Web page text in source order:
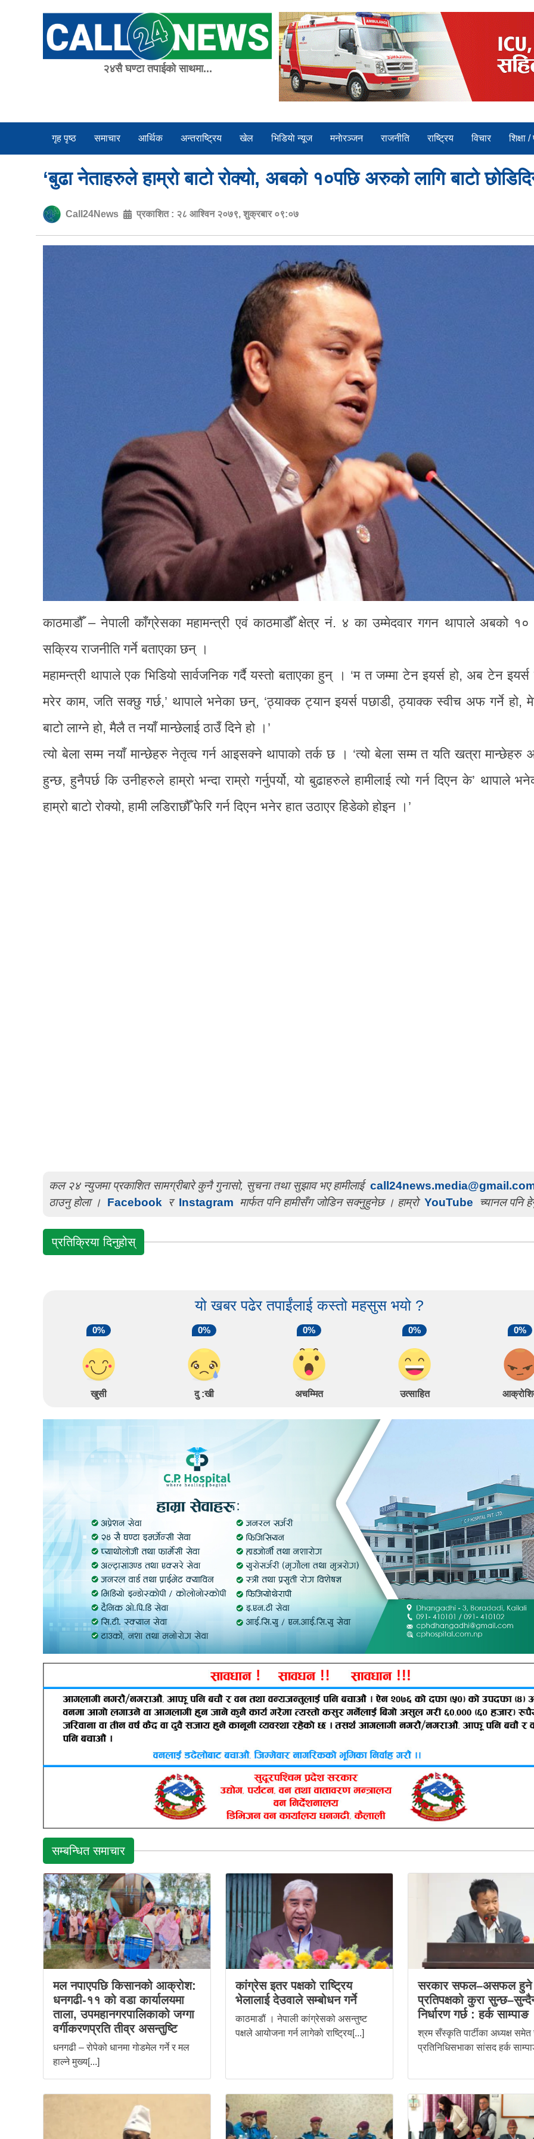
२४सै घण्टा तपाईको साथमा...
गृह पृष्ठ समाचार आर्थिक अन्तराष्ट्रिय खेल भिडियाे न्यूज मनाेरञ्जन राजनीति राष्ट्रिय विचार शिक्षा /
‘बुढा नेताहरुले हाम्रो बाटो रोक्यो, अबको १०पछि अरुको लागि बाटो
Call24News प्रकाशित : २८ आश्विन २०७९, शुक्रबार ०९:०७
काठमाडौँ – नेपाली काँग्रेसका महामन्त्री एवं काठमाडौँ क्षेत्र नं. ४ का उम्मेदवार गगन थापाले अबको १०
सक्रिय राजनीति गर्ने बताएका छन् ।
महामन्त्री थापाले एक भिडियो सार्वजनिक गर्दै यस्तो बताएका हुन् । ‘म त जम्मा टेन इयर्स हो, अब टेन इयर्स
मरेर काम, जति सक्छु गर्छ,’ थापाले भनेका छन्, ‘ठ्याक्क ट्यान इयर्स पछाडी, ठ्याक्क स्वीच अफ गर्ने हो,
बाटो लाग्ने हो, मैलै त नयाँ मान्छेलाई ठाउँ दिने हो ।’
त्यो बेला सम्म नयाँ मान्छेहरु नेतृत्व गर्न आइसक्ने थापाको तर्क छ । ‘त्यो बेला सम्म त यति खत्रा
हुन्छ, हुनैपर्छ कि उनीहरुले हाम्रो भन्दा राम्रो गर्नुपर्यो, यो बुढाहरुले हामीलाई त्यो गर्न दिएन के’ थापाले
हाम्रो बाटो रोक्यो, हामी लडिराछौँ फेरि गर्न दिएन भनेर हात उठाएर हिडेको होइन ।’
कल २४ न्युजमा प्रकाशित सामग्रीबारे कुनै गुनासो, सुचना तथा सुझाव भए हामीलाई
ठाउनु होला ।
Facebook र Instagram मार्फत पनि हामीसँग जोडिन सक्नुहुनेछ । हाम्रो YouTube च्यानल पनि
प्रतिक्रिया दिनुहोस्
यो खबर पढेर तपाईंलाई कस्तो महसुस भयो ?
0%
खुसी
0%
दु :खी
0%
अचम्मित
0%
उत्साहित
0%
सम्बन्धित समाचार
मल नपाएपछि किसानको आक्रोश:
धनगढी-११ को वडा कार्यालयमा
ताला, उपमहानगरपालिकाको जग्गा
वर्गीकरणप्रति तीव्र असन्तुष्टि
धनगढी – रोपेको धानमा गोडमेल गर्ने र मल
हाल्ने मुख्य[...]
कांग्रेस इतर पक्षको राष्ट्रिय
भेलालाई देउवाले सम्बोधन गर्ने
काठमाडौं । नेपाली कांग्रेसको असन्तुष्ट
पक्षले आयोजना गर्न लागेको राष्ट्रिय[...]
सरकार सफल–असफल हुने
प्रतिपक्षको कुरा
निर्धारण गर्छ : हर्क साम्पाङ
श्रम सँस्कृति पार्टीका अध्यक्ष समेत
प्रतिनिधिसभाका सांसद हर्क